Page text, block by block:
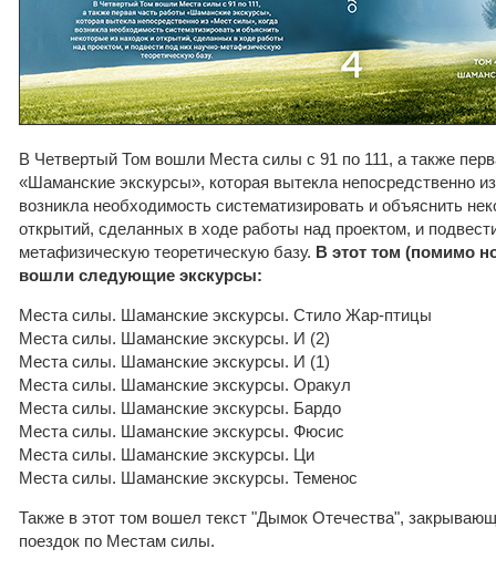
В Четвертый Том вошли Места силы с 91 по 111, а также
«Шаманские экскурсы», которая вытекла непосредственно
возникла необходимость систематизировать и объяснить
открытий, сделанных в ходе работы над проектом, и
метафизическую теоретическую базу. В этот том (помимо
вошли следующие экскурсы:
Места силы. Шаманские экскурсы. Стило Жар-птицы
Места силы. Шаманские экскурсы. И (2)
Места силы. Шаманские экскурсы. И (1)
Места силы. Шаманские экскурсы. Оракул
Места силы. Шаманские экскурсы. Бардо
Места силы. Шаманские экскурсы. Фюсис
Места силы. Шаманские экскурсы. Ци
Места силы. Шаманские экскурсы. Теменос
Также в этот том вошел текст "Дымок Отечества",
поездок по Местам силы.